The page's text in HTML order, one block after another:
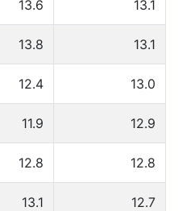
13.6 13.1
13.8 13.1
12.4 13.0
11.9 12.9
12.8 12.8
13.1 12.7